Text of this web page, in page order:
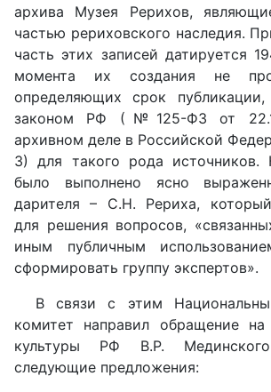
архива Музея Рерихов,
частью рериховского наследия.
часть этих записей датируется
момента их создания не
определяющих срок публикации,
законом РФ (№125-ФЗ от
архивном деле в Российской
3) для такого рода источников.
было выполнено ясно
дарителя – С.Н. Рериха,
для решения вопросов,
иным публичным
сформировать группу экспертов».
В связи с этим
комитет направил обращение
культуры РФ В.Р.
следующие предложения: